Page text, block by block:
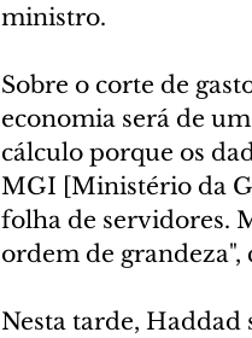
ministro.
Sobre o corte de
economia será de
cálculo porque os
MGI [Ministério da
folha de servidores.
ordem de grandeza",
Nesta tarde, Haddad